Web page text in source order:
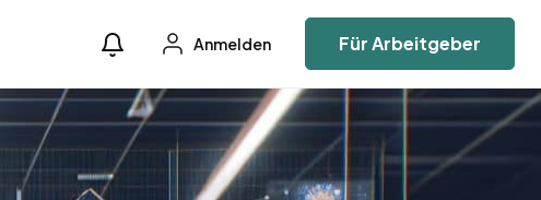
Anmelden Für Arbeitgeber